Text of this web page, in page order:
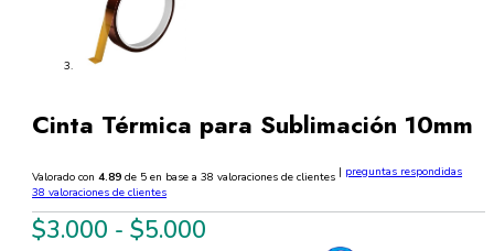
Cinta Térmica para Sublimación 10mm
Valorado con4.89 de 5 en base a38 valoraciones de clientes
38 valoraciones de clientes
| preguntas respondidas
$3.000 - $5.000